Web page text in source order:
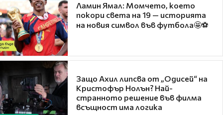
Ламин Ямал: Момчето, което
покори света на 19 — историята
на новия символ във футбола🤩⚽
Защо Ахил липсва от „Одисей“ на
Кристофър Нолън? Най-
странното решение във филма
всъщност има логика